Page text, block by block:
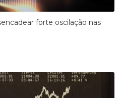
forte oscilação nas